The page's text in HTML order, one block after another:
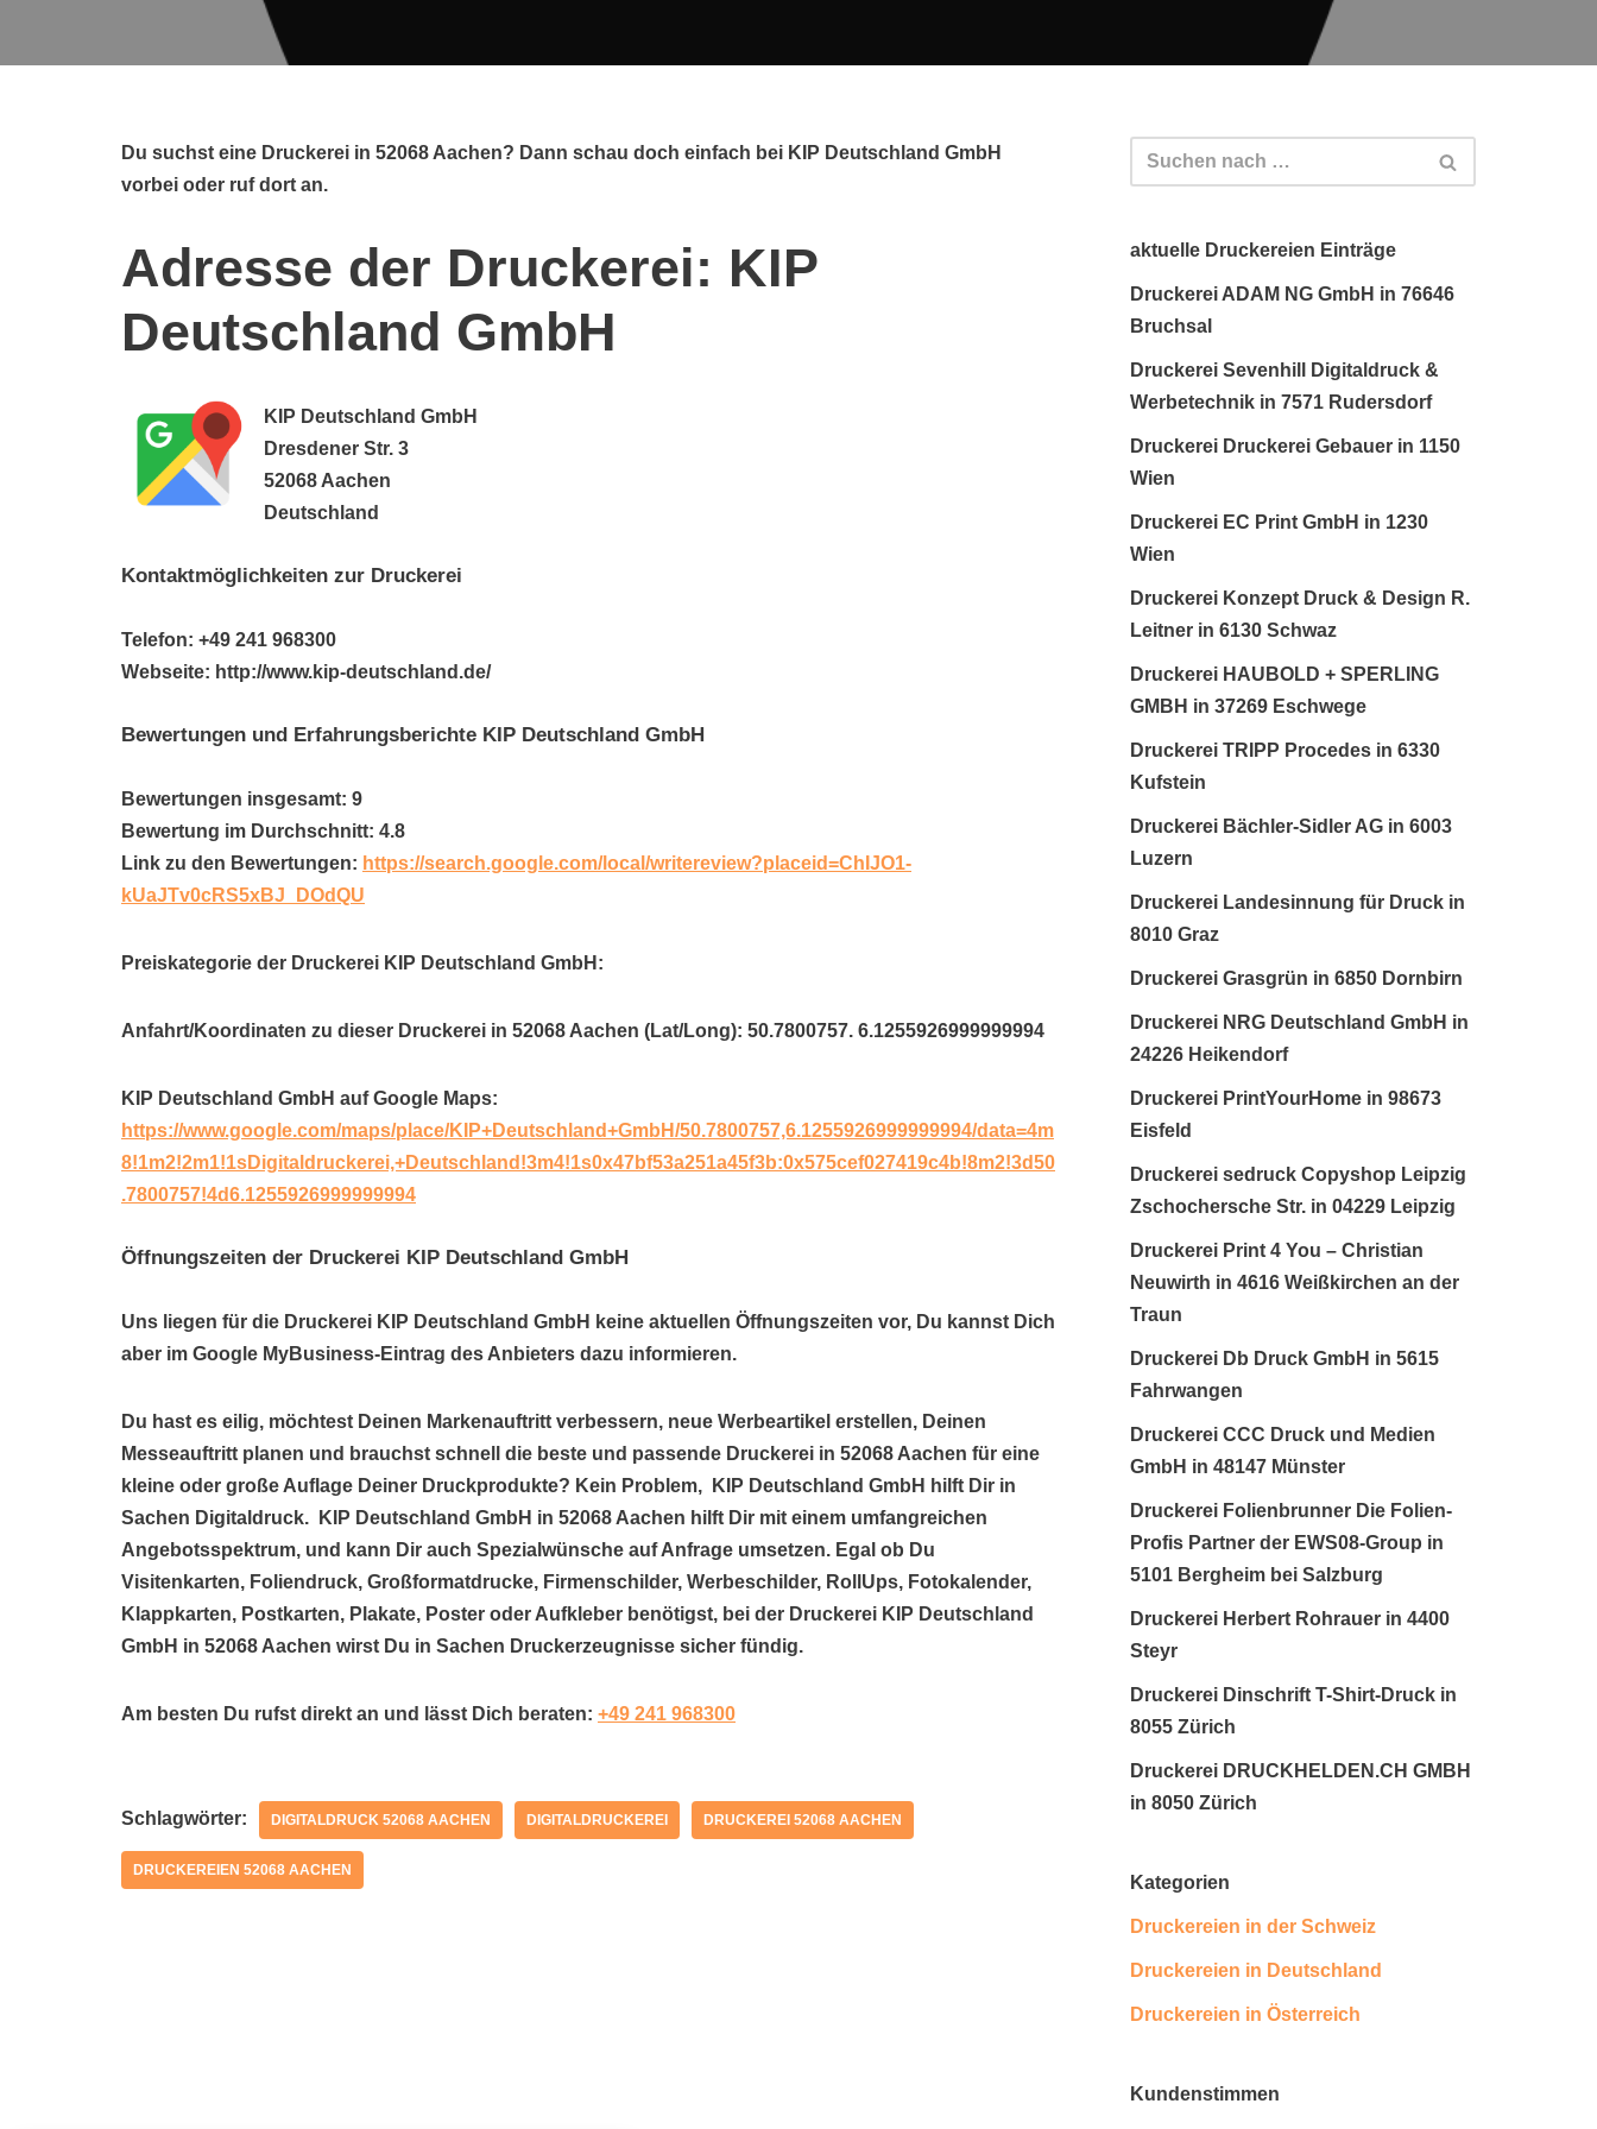
Du suchst eine Druckerei in 52068 Aachen? Dann schau doch einfach bei KIP Deutschland GmbH
vorbei oder ruf dort an.
Adresse der Druckerei: KIP
Deutschland GmbH
KIP Deutschland GmbH
Dresdener Str. 3
52068 Aachen
Deutschland
Kontaktmöglichkeiten zur Druckerei
Telefon: +49 241 968300
Webseite: http://www.kip-deutschland.de/
Bewertungen und Erfahrungsberichte KIP Deutschland GmbH
Bewertungen insgesamt: 9
Bewertung im Durchschnitt: 4.8
Link zu den Bewertungen: https://search.google.com/local/writereview?placeid=ChIJO1-
kUaJTv0cRS5xBJ_DOdQU
Preiskategorie der Druckerei KIP Deutschland GmbH:
Anfahrt/Koordinaten zu dieser Druckerei in 52068 Aachen (Lat/Long): 50.7800757. 6.1255926999999994
KIP Deutschland GmbH auf Google Maps:
https://www.google.com/maps/place/KIP+Deutschland+GmbH/50.7800757,6.1255926999999994/data=4m
8!1m2!2m1!1sDigitaldruckerei,+Deutschland!3m4!1s0x47bf53a251a45f3b:0x575cef027419c4b!8m2!3d50
.7800757!4d6.1255926999999994
Öffnungszeiten der Druckerei KIP Deutschland GmbH
Uns liegen für die Druckerei KIP Deutschland GmbH keine aktuellen Öffnungszeiten vor, Du kannst Dich
aber im Google MyBusiness-Eintrag des Anbieters dazu informieren.
Du hast es eilig, möchtest Deinen Markenauftritt verbessern, neue Werbeartikel erstellen, Deinen
Messeauftritt planen und brauchst schnell die beste und passende Druckerei in 52068 Aachen für eine
kleine oder große Auflage Deiner Druckprodukte? Kein Problem, KIP Deutschland GmbH hilft Dir in
Sachen Digitaldruck. KIP Deutschland GmbH in 52068 Aachen hilft Dir mit einem umfangreichen
Angebotsspektrum, und kann Dir auch Spezialwünsche auf Anfrage umsetzen. Egal ob Du
Visitenkarten, Foliendruck, Großformatdrucke, Firmenschilder, Werbeschilder, RollUps, Fotokalender,
Klappkarten, Postkarten, Plakate, Poster oder Aufkleber benötigst, bei der Druckerei KIP Deutschland
GmbH in 52068 Aachen wirst Du in Sachen Druckerzeugnisse sicher fündig.
Am besten Du rufst direkt an und lässt Dich beraten: +49 241 968300
Schlagwörter: DIGITALDRUCK 52068 AACHEN DIGITALDRUCKEREI DRUCKEREI 52068 AACHEN
DRUCKEREIEN 52068 AACHEN
aktuelle Druckereien Einträge
Druckerei ADAM NG GmbH in 76646
Bruchsal
Druckerei Sevenhill Digitaldruck &
Werbetechnik in 7571 Rudersdorf
Druckerei Druckerei Gebauer in 1150
Wien
Druckerei EC Print GmbH in 1230
Wien
Druckerei Konzept Druck & Design R.
Leitner in 6130 Schwaz
Druckerei HAUBOLD + SPERLING
GMBH in 37269 Eschwege
Druckerei TRIPP Procedes in 6330
Kufstein
Druckerei Bächler-Sidler AG in 6003
Luzern
Druckerei Landesinnung für Druck in
8010 Graz
Druckerei Grasgrün in 6850 Dornbirn
Druckerei NRG Deutschland GmbH in
24226 Heikendorf
Druckerei PrintYourHome in 98673
Eisfeld
Druckerei sedruck Copyshop Leipzig
Zschochersche Str. in 04229 Leipzig
Druckerei Print 4 You – Christian
Neuwirth in 4616 Weißkirchen an der
Traun
Druckerei Db Druck GmbH in 5615
Fahrwangen
Druckerei CCC Druck und Medien
GmbH in 48147 Münster
Druckerei Folienbrunner Die Folien-
Profis Partner der EWS08-Group in
5101 Bergheim bei Salzburg
Druckerei Herbert Rohrauer in 4400
Steyr
Druckerei Dinschrift T-Shirt-Druck in
8055 Zürich
Druckerei DRUCKHELDEN.CH GMBH
in 8050 Zürich
Kategorien
Druckereien in der Schweiz
Druckereien in Deutschland
Druckereien in Österreich
Kundenstimmen